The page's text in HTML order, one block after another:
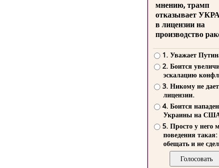
мнению, трамп
отказывает
в лицензии на
производство
1. Уважает
2. Боится
эскалацию
3. Никому не
лицензии.
4. Боится
Украины на
5. Просто у него
поведения такая:
обещать и не